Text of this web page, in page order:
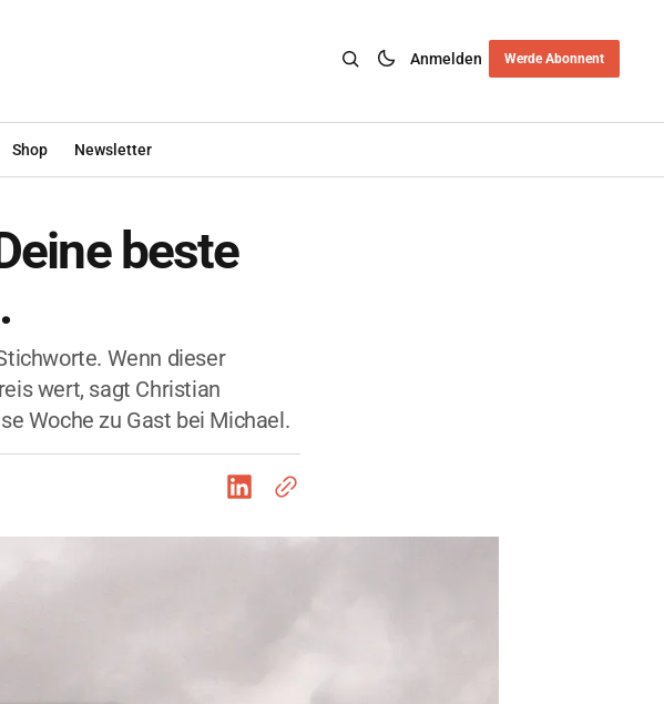
Anmelden Werde Abonnent
Shop Newsletter
beste
Wenn dieser
wert, sagt Christian
Woche zu Gast bei Michael.